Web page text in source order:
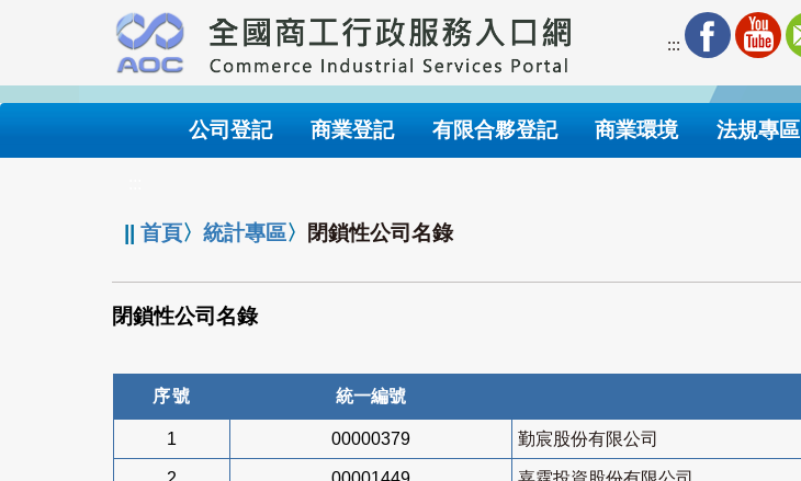
要
內
:::
公司登記 商業登記 有限合夥登記 商業環境 法規專區
||首頁〉統計專區〉 閉鎖性公司名錄
閉鎖性公司名錄
序號 統一編號
1 00000379 勤宸股份有限公司